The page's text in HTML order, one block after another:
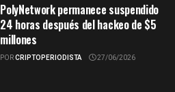
PolyNetwork permanece suspendido
24 horas después del hackeo de $5
millones
PORCRIPTOPERIODISTA 27/06/2026